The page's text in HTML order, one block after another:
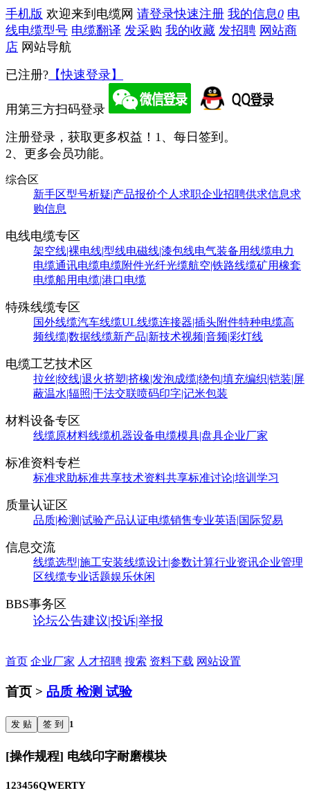
手机版 欢迎来到电缆网 请登录快速注册 我的信息0 电
线电缆型号 电缆翻译 发采购 我的收藏 发招聘 网站商
店 网站导航
已注册? 【快速登录】
用第三方扫码登录
注册登录，获取更多权益！ 1、每日签到。
2、更多会员功能。
综合区
新手区型号析疑|产品报价个人求职企业招聘供求信息求
购信息
电线电缆专区
架空线|裸电线|型线电磁线|漆包线电气装备用线缆电力
电缆通讯电缆电缆附件光纤光缆航空|铁路线缆矿用橡套
电缆船用电缆|港口电缆
特殊线缆专区
国外线缆汽车线缆UL线缆连接器|插头附件特种电缆高
频线缆|数据线缆新产品|新技术视频|音频|彩灯线
电缆工艺技术区
拉丝|绞线|退火挤塑|挤橡|发泡成缆|绕包|填充编织|铠装|屏
蔽温水|辐照|干法交联喷码印字|记米包装
材料设备专区
线缆原材料线缆机器设备电缆模具|盘具企业厂家
标准资料专栏
标准求助标准共享技术资料共享标准讨论|培训学习
质量认证区
品质|检测|试验产品认证电缆销售专业英语|国际贸易
信息交流
线缆选型|施工安装线缆设计|参数计算行业资讯企业管理
区线缆专业话题娱乐休闲
BBS事务区
论坛公告建议|投诉|举报
首页 企业厂家 人才招聘 搜索 资料下载 网站设置
首页 > 品质 检测 试验
发 贴 签 到 1
[操作规程] 电线印字耐磨模块
123456QWERTY